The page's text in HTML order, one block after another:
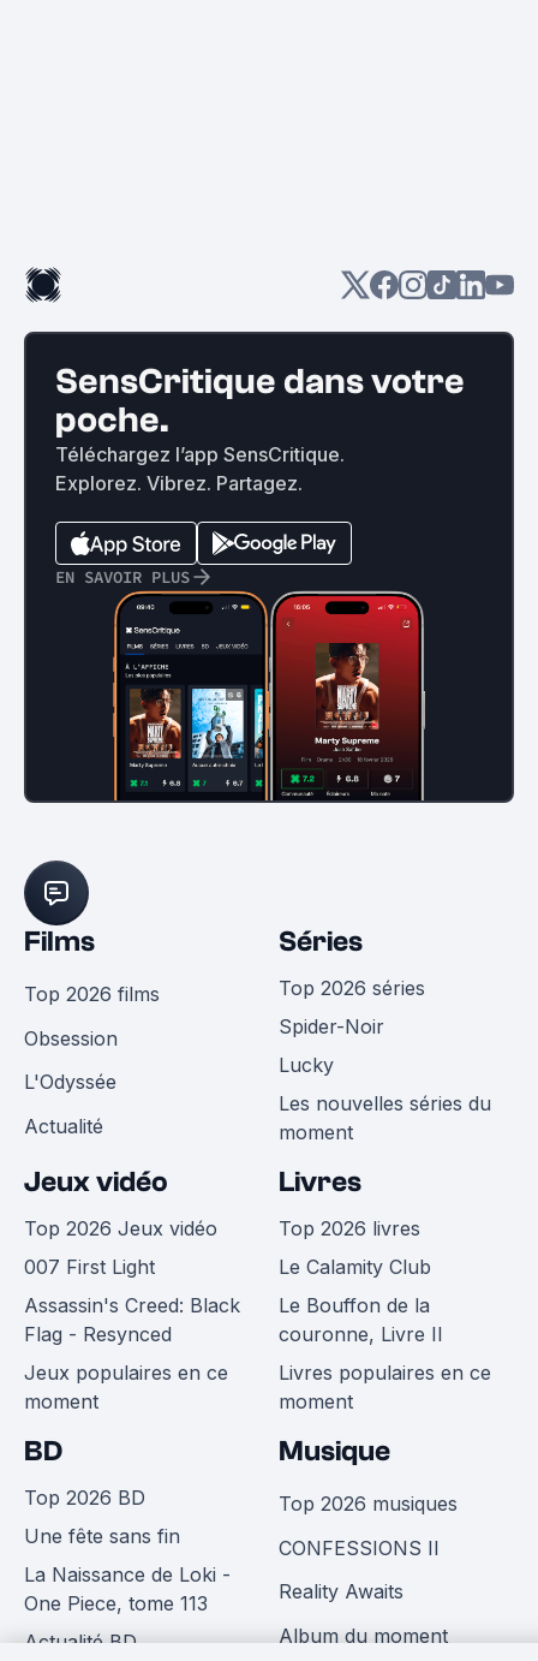
SensCritique dans votre
poche.
Téléchargez l’app SensCritique.
Explorez. Vibrez. Partagez.
EN SAVOIR PLUS
Films
Top 2026 films
Obsession
L'Odyssée
Actualité
Séries
Top 2026 séries
Spider-Noir
Lucky
Les nouvelles séries du
moment
Jeux vidéo
Top 2026 Jeux vidéo
007 First Light
Assassin's Creed: Black
Flag - Resynced
Jeux populaires en ce
moment
Livres
Top 2026 livres
Le Calamity Club
Le Bouffon de la
couronne, Livre II
Livres populaires en ce
moment
BD
Top 2026 BD
Une fête sans fin
La Naissance de Loki -
One Piece, tome 113
Actualité BD
Musique
Top 2026 musiques
CONFESSIONS II
Reality Awaits
Album du moment